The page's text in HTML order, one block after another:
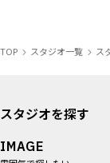
TOP スタジオ一覧 ス
スタジオを探す
IMAGE